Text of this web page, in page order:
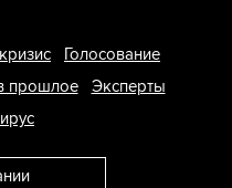
Голосование
прошлое
Эксперты